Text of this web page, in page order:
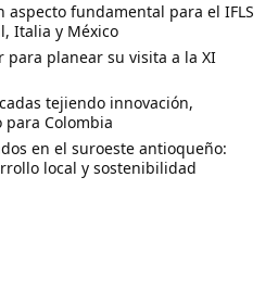
fundamental para el IFLS
Italia y México
para planear su visita a la XI
tejiendo innovación,
Colombia
en el suroeste antioqueño:
local y sostenibilidad